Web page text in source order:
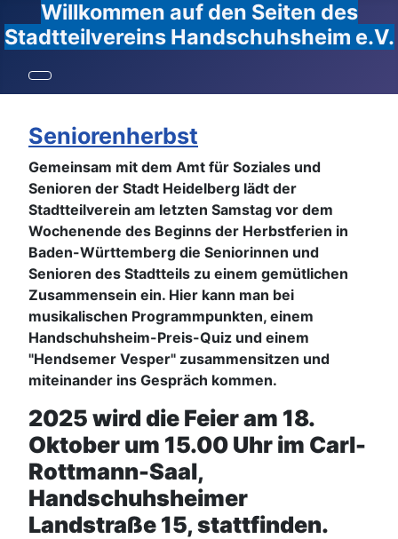
Willkommen auf den Seiten des
Stadtteilvereins Handschuhsheim e.V.
Seniorenherbst
Gemeinsam mit dem Amt für Soziales und
Senioren der Stadt Heidelberg lädt der
Stadtteilverein am letzten Samstag vor dem
Wochenende des Beginns der Herbstferien in
Baden-Württemberg die Seniorinnen und
Senioren des Stadtteils zu einem gemütlichen
Zusammensein ein. Hier kann man bei
musikalischen Programmpunkten, einem
Handschuhsheim-Preis-Quiz und einem
"Hendsemer Vesper" zusammensitzen und
miteinander ins Gespräch kommen.
2025 wird die Feier am 18.
Oktober um 15.00 Uhr im Carl-
Rottmann-Saal,
Handschuhsheimer
Landstraße 15, stattfinden.